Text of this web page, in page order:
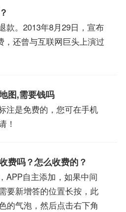
款。2013年8月29日，宣布
，还曾与互联网巨头上演过
图,需要钱吗
注是免费的，您可在手机
！
费吗？怎么收费的？
APP自主添加，如果中间
要新增答的位置长按，此
的气泡，然后点击右下角